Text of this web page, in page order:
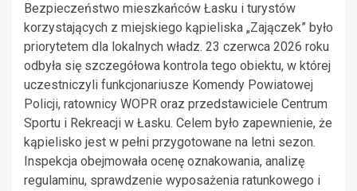
Bezpieczeństwo mieszkańców Łasku i turystów
korzystających z miejskiego kąpieliska „Zajączek” było
priorytetem dla lokalnych władz. 23 czerwca 2026 roku
odbyła się szczegółowa kontrola tego obiektu, w której
uczestniczyli funkcjonariusze Komendy Powiatowej
Policji, ratownicy WOPR oraz przedstawiciele Centrum
Sportu i Rekreacji w Łasku. Celem było zapewnienie, że
kąpielisko jest w pełni przygotowane na letni sezon.
Inspekcja obejmowała ocenę oznakowania, analizę
regulaminu, sprawdzenie wyposażenia ratunkowego i